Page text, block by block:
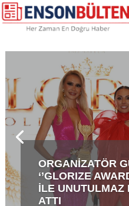
NALAN USTA
VURUYOR